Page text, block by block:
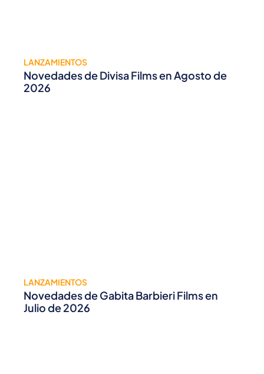
LANZAMIENTOS
Novedades de Divisa Films en Agosto de
2026
LANZAMIENTOS
Novedades de Gabita Barbieri Films en
Julio de 2026